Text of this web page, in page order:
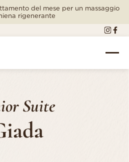
del mese per un massaggio
rigenerante
Suite